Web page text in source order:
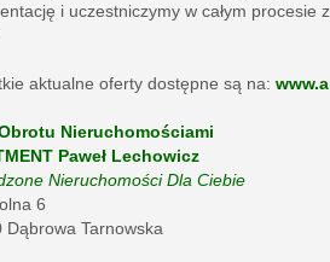
i uczestniczymy w całym procesie
aktualne oferty dostępne są na:
Nieruchomościami
Paweł Lechowicz
Nieruchomości Dla Ciebie
6
Dąbrowa Tarnowska